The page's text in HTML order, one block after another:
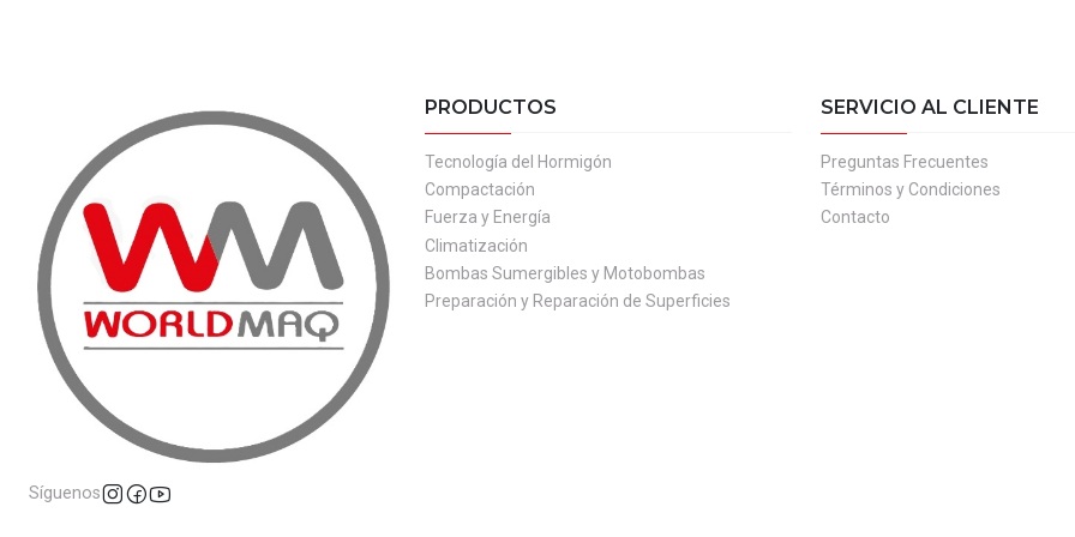
Síguenos
PRODUCTOS
Tecnología del Hormigón
Compactación
Fuerza y Energía
Climatización
Bombas Sumergibles y Motobombas
Preparación y Reparación de Superficies
SERVICIO AL CLIENTE
Preguntas Frecuentes
Términos y Condiciones
Contacto